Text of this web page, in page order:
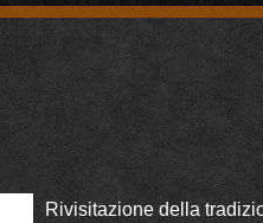
Rivisitazione della